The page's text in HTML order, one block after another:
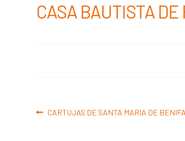
CASA BAUTISTA
Navegación
Anterior:
CARTUJAS DE SANTA MARIA DE